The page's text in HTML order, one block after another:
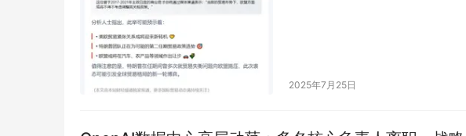
2025年7月25日